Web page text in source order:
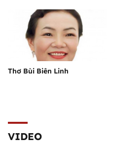
Thơ Bùi Biên Linh
VIDEO